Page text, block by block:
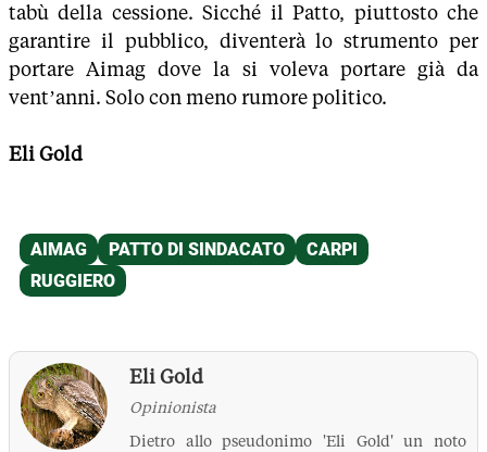
tabù della cessione. Sicché il Patto, piuttosto che
garantire il pubblico, diventerà lo strumento per
portare Aimag dove la si voleva portare già da
vent’anni. Solo con meno rumore politico.
Eli Gold
Eli Gold
Opinionista
Dietro allo pseudonimo 'Eli Gold' un noto